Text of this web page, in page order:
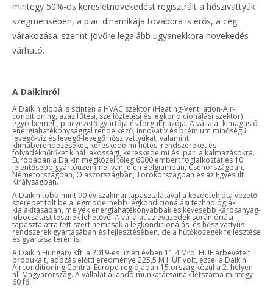
mintegy 50%-os keresletnövekedést regisztrált a hőszivattyúk
szegmensében, a piac dinamikája továbbra is erős, a cég
várakozásai szerint jövőre legalább ugyanekkora növekedés
várható.
A Daikinról
A Daikin globális szinten a HVAC szektor (Heating-Ventilation-Air-
conditioning, azaz fűtési, szellőztetési és légkondicionálási szektor)
egyik kiemelt, piacvezető gyártója és forgalmazója. A vállalat kimagasló
energiahatékonysággal rendelkező, innovatív és prémium minőségű
levegő-víz és levegő-levegő hőszivattyúkat, valamint
klímaberendezéseket, kereskedelmi hűtési rendszereket és
folyadékhűtőket kínál lakossági, kereskedelmi és ipari alkalmazásokra.
Európában a Daikin megközelítőleg 6000 embert foglalkoztat és 10
jelentősebb gyártóüzemmel van jelen Belgiumban, Csehországban,
Németországban, Olaszországban, Törökországban és az Egyesült
Királyságban.
A Daikin több mint 90 év szakmai tapasztalatával a kezdetek óta vezető
szerepet tölt be a legmodernebb légkondicionálási technológiák
kialakításában, melyek energiahatékonyabbak és kevesebb károsanyag-
kibocsátást tesznek lehetővé. A vállalat az évtizedek során óriási
tapasztalatra tett szert nemcsak a légkondicionálási és hőszivattyús
rendszerek gyártásában és fejlesztésében, de a hűtőközegek fejlesztése
és gyártása terén is.
A Daikin Hungary Kft. a 2019-es üzleti évben 11,4 Mrd. HUF árbevételt
produkált, adózás előtti eredménye 225,5 M HUF volt, ezzel a Daikin
Airconditioning Central Europe régiójában 15 ország közül a 2. helyen
áll Magyarország. A vállalat állandó munkatársainak létszáma mintegy
60 fő.